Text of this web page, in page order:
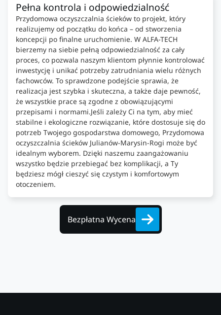
Pełna kontrola i odpowiedzialność
Przydomowa oczyszczalnia ścieków to projekt, który
realizujemy od początku do końca – od stworzenia
koncepcji po finalne uruchomienie. W ALFA-TECH
bierzemy na siebie pełną odpowiedzialność za cały
proces, co pozwala naszym klientom płynnie kontrolować
inwestycję i unikać potrzeby zatrudniania wielu różnych
fachowców. To sprawdzone podejście sprawia, że
realizacja jest szybka i skuteczna, a także daje pewność,
że wszystkie prace są zgodne z obowiązującymi
przepisami i normami.Jeśli zależy Ci na tym, aby mieć
stabilne i ekologiczne rozwiązanie, które dostosuje się do
potrzeb Twojego gospodarstwa domowego, Przydomowa
oczyszczalnia ścieków Julianów-Marysin-Rogi może być
idealnym wyborem. Dzięki naszemu zaangażowaniu
wszystko będzie przebiegać bez komplikacji, a Ty
będziesz mógł cieszyć się czystym i komfortowym
otoczeniem.
Bezpłatna Wycena